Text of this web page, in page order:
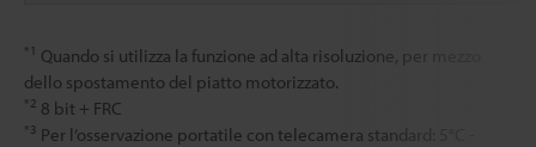
*1 Quando si utilizza la funzione ad alta risoluzione, per mezzo
dello spostamento del piatto motorizzato.
*2 8 bit + FRC
*3 Per l’osservazione portatile con telecamera standard: 5°C -